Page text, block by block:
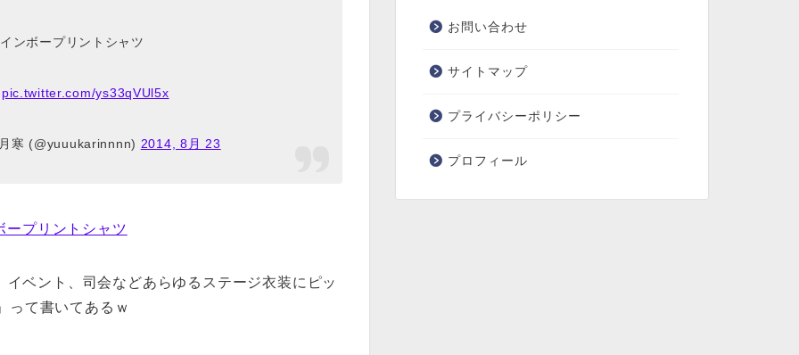
ンボープリントシャツ
pic.twitter.com/ys33qVUl5x
寒 (@yuuukarinnnn) 2014, 8月 23
ープリントシャツ
ベント、司会などあらゆるステージ衣装にピッ
って書いてあるｗ
お問い合わせ
サイトマップ
プライバシーポリシー
プロフィール